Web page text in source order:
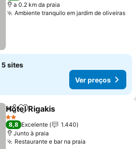
a 0.2 km da praia
Ambiente tranquilo em jardim de oliveiras
5 sites
Ver preços
PartilharAdicionar aos favoritos
Hotel Rigakis
2 Estrelas
8,8 Excelente
1.440
Junto à praia
Restaurante e bar na praia